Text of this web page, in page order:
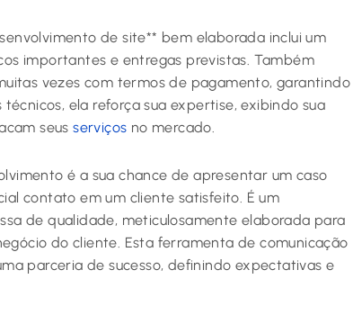
de site** bem elaborada inclui um
importantes e entregas previstas. Também
vezes com termos de pagamento, garantindo
ela reforça sua expertise, exibindo sua
seusserviços no mercado.
é a sua chance de apresentar um caso
contato em um cliente satisfeito. É um
de qualidade, meticulosamente elaborada para
do cliente. Esta ferramenta de comunicação
parceria de sucesso, definindo expectativas e